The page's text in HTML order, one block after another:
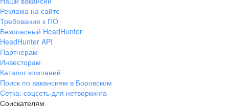
+7 343 226-79-99
pr@ural.hh.ru
ул. Янковского, д. 169, 7 этаж,
706 каб.
+7 861 205-55-57
pr@krd.hh.ru
Реклама на сайте
Требования к ПО
Безопасный HeadHunter
HeadHunter API
Партнерам
Инвесторам
Каталог компаний
Поиск по вакансиям в Боровском
Сетка: соцсеть для нетворкинга
Соискателям